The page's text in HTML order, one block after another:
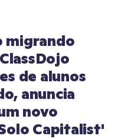
migrando
de alunos
anuncia
novo
Capitalist'